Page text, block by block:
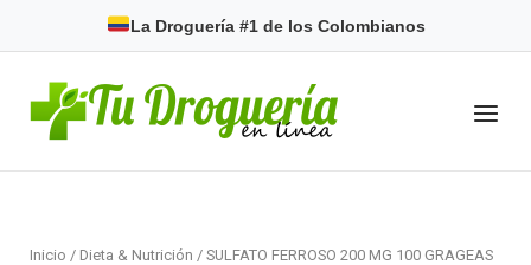
La Droguería #1 de los Colombianos
Home
Menu
Inicio / Dieta & Nutrición / SULFATO FERROSO 200 MG 100 GRAGEAS